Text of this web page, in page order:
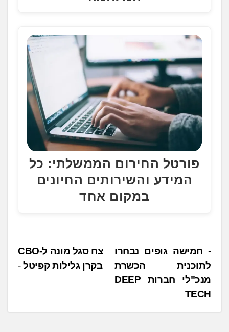
פורטל החירום הממשלתי: כל
המידע והשירותים החיונים
במקום אחד
נ
י
ו
צח סגל מונה ל-CBO
בקרן גלילות קפיטל
חמישה גופים נבחרו
לתוכנית הכשרת
מנכ"לי חברות DEEP
TECH